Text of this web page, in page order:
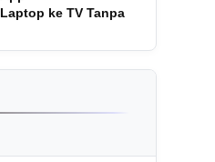
ke TV Tanpa